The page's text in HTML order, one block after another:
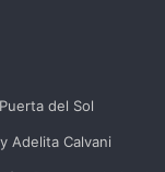
del Sol
Adelita Calvani